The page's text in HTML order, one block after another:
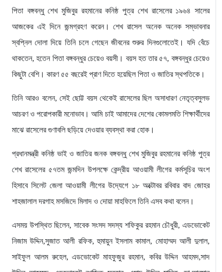
পিতা বঙ্গবন্ধু শেখ মুজিবুর রহমানের কনিষ্ঠ ‍পুত্র শেখ রাসেলের ১৯৬৪ সালের
আজকের এই দিনে জন্মগ্রহণ করেন। শেখ রাসেল অনেক অনেক সম্ভাবনার
স্বপ্নিল দোলা দিয়ে তিনি চলে গেছেন জীবনের শুরুর দিনগুলোতেই। যদি বেঁচে
থাকতেন, হতেন পিতা বঙ্গবন্ধুর চেয়েও বয়সী। বয়স হত তার ৫৭, বঙ্গবন্ধুর চেয়েও
কিছুটা বেশি। কারণ ৫৫ বছরেই প্রাণ দিতে হয়েছিল পিতা ও জাতির স্থপতিকে।
তিনি আরও বলেন, সেই ছোট্ট বয়স থেকেই রাসেলের ছিল অসাধারণ নেতৃত্বসুলভ
আচরণ ও পরোপকারী মনোভাব। আমি চাই আমাদের দেশের কোমলমতি শিক্ষার্থীদের
মাঝে রাসেলের গুণাবলি ছড়িয়ে দেওয়ার ব্যবস্থা করা হোক।
প্রধানমন্ত্রী কনিষ্ঠ ভাই ও জাতির জনক বঙ্গবন্ধু শেখ মুজিবুর রহমানের কনিষ্ঠ পুত্র
শেখ রাসেলের ৫৭তম জন্মদিন উপলক্ষে কেন্দ্রীয় আওয়ামী লীগের কর্মসূচির অংশ
হিসাবে সিলেট জেলা আওয়ামী লীগের উদ্যেগে ১৮ অক্টোবর রবিবার বাদ জোহর
শাহজালাল দরগাহ মসজিদে মিলাদ ও দোয়া মাহফিলে তিনি এসব কথা বলেন।
এসময় উপস্থিত ছিলেন, সাবেক সংসদ সদস্য শফিকুর রহমান চৌধুরী, এডভোকেট
নিজাম উদ্দিন,সুজাত আলী রফিক, হুমায়ুন ইসলাম কামাল, মোহাম্মদ আলী দুলাল,
সাইফুল আলম রুহেল, এডভোকেট মাহফুজুর রহমান, কবির উদ্দিন আহমদ,সাদ